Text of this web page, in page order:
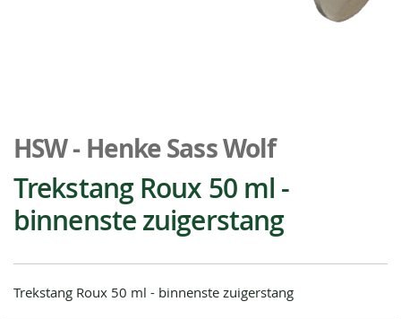
naar
het
begin
van
de
gallerij
HSW - Henke Sass Wolf
Trekstang Roux 50 ml -
binnenste zuigerstang
Trekstang Roux 50 ml - binnenste zuigerstang